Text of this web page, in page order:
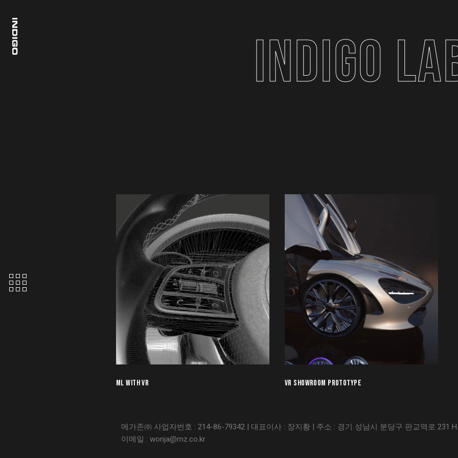
INDIGO
ML WITH VR VR SHOWROOM PROTOTYPE
메가존㈜ 사업자번호 : 214-86-79342 | 대표이사 : 장지황 | 주소 : 경기 성남시 분당구 판교역로 231
이메일 : wonja@mz.co.kr